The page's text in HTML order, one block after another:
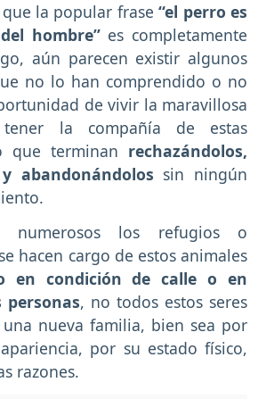
la popular frase“el perro es
hombre”es completamente
aún parecen existir algunos
no lo han comprendido o no
de vivir la maravillosa
tener la compañía de estas
que terminan rechazándolos,
abandonándolos sin ningún
numerosos los refugios o
hacen cargo de estos animales
en condición de calle o en
personas, no todos estos seres
nueva familia, bien sea por
por su estado físico,
razones.